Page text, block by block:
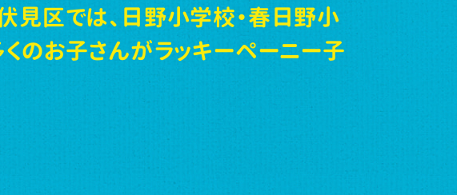
見区では、日野小学校・春日野小
のお子さんがラッキーペーニー子